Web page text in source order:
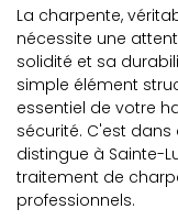
La charpente,
nécessite une
solidité et sa
simple élément
essentiel de votre
sécurité. C'est dans
distingue à Sainte-
traitement de
professionnels.